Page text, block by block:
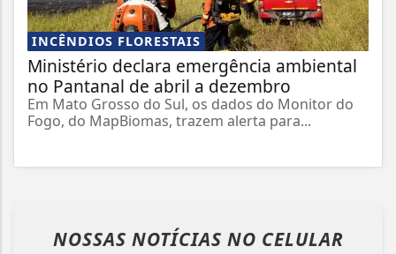
INCÊNDIOS FLORESTAIS
Ministério declara emergência ambiental
no Pantanal de abril a dezembro
Em Mato Grosso do Sul, os dados do Monitor do
Fogo, do MapBiomas, trazem alerta para...
NOSSAS NOTÍCIAS NO CELULAR